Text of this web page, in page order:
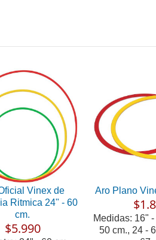
Vinex de
Ritmica 24" - 60
cm.
$5.990
Aro Plano
Medidas: 16"
50 cm., 24 -